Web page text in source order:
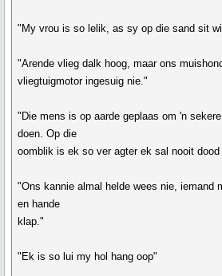
"My vrou is so lelik, as sy op die sand sit
"Arende vlieg dalk hoog, maar ons
vliegtuigmotor ingesuig nie."
"Die mens is op aarde geplaas om 'n
doen. Op die
oomblik is ek so ver agter ek sal nooit dood
"Ons kannie almal helde wees nie, iemand
en hande
klap."
"Ek is so lui my hol hang oop"